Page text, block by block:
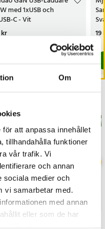
Om
att anpassa innehållet
tillhandahålla funktioner
vår trafik. Vi
och annan
sociala medier och
vi samarbetar med.
med annan
eller som de har
med 1xUSB och
C - Vit
:99 kr 19